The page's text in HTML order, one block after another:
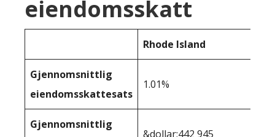
eiendomsskatt
Rhode Island
Gjennomsnittlig
eiendomsskattesats
1.01%
Gjennomsnittlig
&dollar;442 945